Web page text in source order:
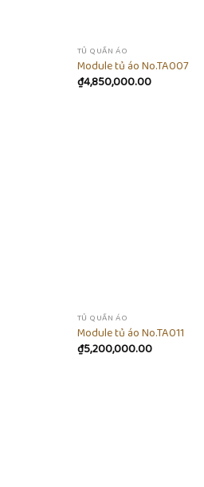
TỦ QUẦN ÁO
Module tủ áo No.TA007
₫4,850,000.00
TỦ QUẦN ÁO
Module tủ áo No.TA011
₫5,200,000.00